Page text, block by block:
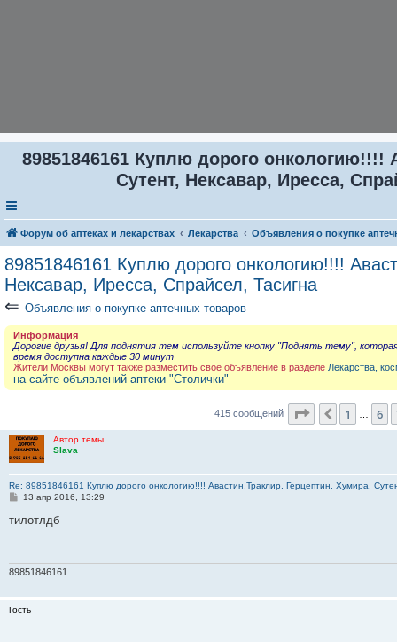
89851846161 Куплю дорого онкологию!!!!
Сутент, Нексавар, Иресса,
Форум об аптеках и лекарствах Лекарства Объявления о покупке
89851846161 Куплю дорого онкологию!!!!
Нексавар, Иресса, Спрайсел, Тасигна
⇐ Объявления о покупке аптечных товаров
Информация
Дорогие друзья! Для поднятия тем используйте кнопку "Поднять тему",
время доступна каждые 30 минут
Жители Москвы могут также разместить своё объявление в разделе Лекарства,
на сайте объявлений аптеки "Столички"
415 сообщений Страница из
Пред.
1 6
Автор темы
Slava
Re: 89851846161 Куплю дорого онкологию!!!! Авастин,Траклир, Герцептин, Хумира,
С
о
и
13 апр 2016, 13:29
тилотлдб
89851846161
Гость